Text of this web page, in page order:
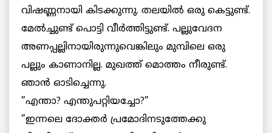
വിഷണ്ണനായി കിടക്കുന്നു. തലയില്‍ ഒരു കെട്ടുണ്ട്.
മേല്‍ച്ചുണ്ട് പൊട്ടി വീര്‍ത്തിട്ടുണ്ട്. പല്ലുവേദന
അണപ്പല്ലിനായിരുന്നുവെങ്കിലും മുമ്പിലെ ഒരു
പല്ലും കാണാനില്ല. മുഖത്ത് മൊത്തം നീരുണ്ട്.
ഞാന്‍ ഓടിച്ചെന്നു.
”എന്താ? എന്തുപറ്റിയച്ചോ?”
”ഇന്നലെ ദോക്തര്‍ പ്രമോദിനടുത്തേക്കു